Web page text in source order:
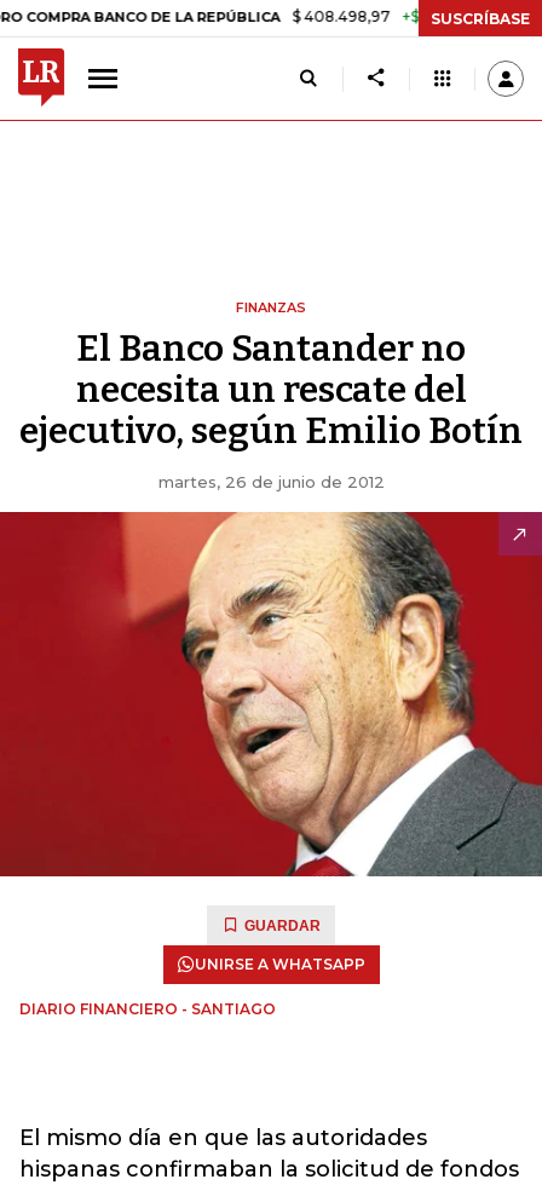
BANCO DE LA REPÚBLICA $ 408.498,97 +$ 8.753,81 +2,19%
SUSCRÍBASE
FINANZAS
El Banco Santander no
necesita un rescate del
ejecutivo, según Emilio Botín
martes, 26 de junio de 2012
GUARDAR
UNIRSE A WHATSAPP
DIARIO FINANCIERO - SANTIAGO
El mismo día en que las autoridades
hispanas confirmaban la solicitud de fondos